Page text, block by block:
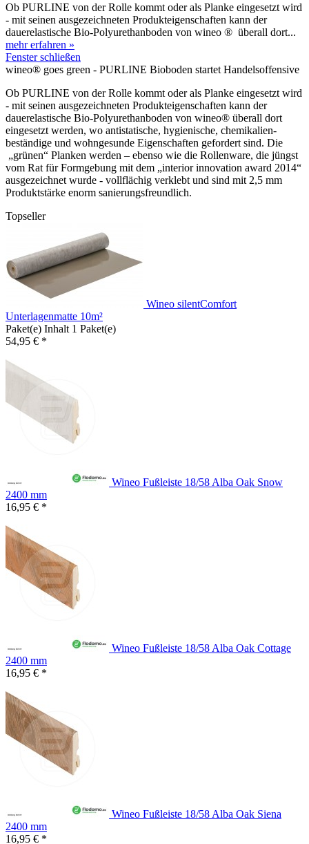
Ob PURLINE von der Rolle kommt oder als Planke eingesetzt wird
- mit seinen ausgezeichneten Produkteigenschaften kann der
dauerelastische Bio-Polyurethanboden von wineo ® überall dort...
mehr erfahren »
Fenster schließen
wineo® goes green - PURLINE Bioboden startet Handelsoffensive
Ob PURLINE von der Rolle kommt oder als Planke eingesetzt wird
- mit seinen ausgezeichneten Produkteigenschaften kann der
dauerelastische Bio-Polyurethanboden von wineo® überall dort
eingesetzt werden, wo antistatische, hygienische, chemikalien-
beständige und wohngesunde Eigenschaften gefordert sind. Die
„grünen“ Planken werden – ebenso wie die Rollenware, die jüngst
vom Rat für Formgebung mit dem „interior innovation award 2014“
ausgezeichnet wurde - vollflächig verklebt und sind mit 2,5 mm
Produktstärke enorm sanierungsfreundlich.
Topseller
Wineo silentComfort
Unterlagenmatte 10m²
Paket(e) Inhalt 1 Paket(e)
54,95 € *
Wineo Fußleiste 18/58 Alba Oak Snow
2400 mm
16,95 € *
Wineo Fußleiste 18/58 Alba Oak Cottage
2400 mm
16,95 € *
Wineo Fußleiste 18/58 Alba Oak Siena
2400 mm
16,95 € *